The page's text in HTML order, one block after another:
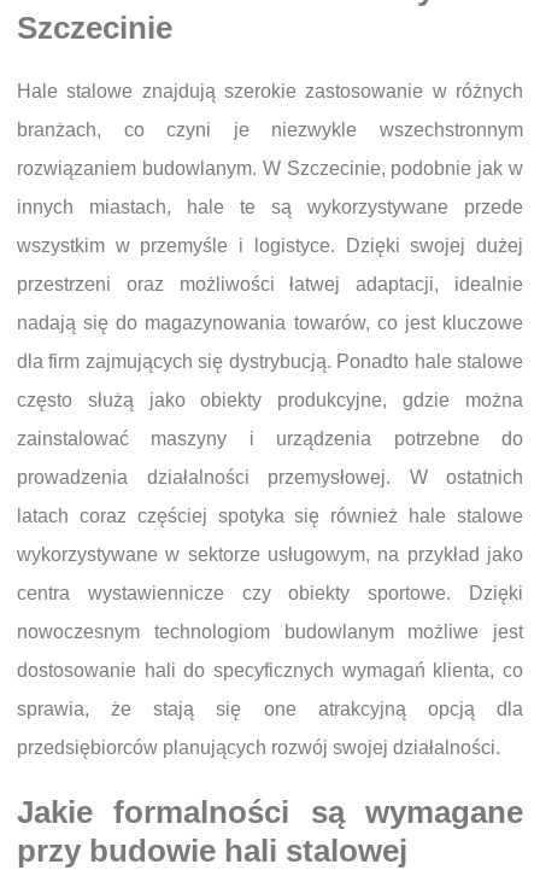
Szczecinie
Hale stalowe znajdują szerokie zastosowanie w różnych
branżach, co czyni je niezwykle wszechstronnym
rozwiązaniem budowlanym. W Szczecinie, podobnie jak w
innych miastach, hale te są wykorzystywane przede
wszystkim w przemyśle i logistyce. Dzięki swojej dużej
przestrzeni oraz możliwości łatwej adaptacji, idealnie
nadają się do magazynowania towarów, co jest kluczowe
dla firm zajmujących się dystrybucją. Ponadto hale stalowe
często służą jako obiekty produkcyjne, gdzie można
zainstalować maszyny i urządzenia potrzebne do
prowadzenia działalności przemysłowej. W ostatnich
latach coraz częściej spotyka się również hale stalowe
wykorzystywane w sektorze usługowym, na przykład jako
centra wystawiennicze czy obiekty sportowe. Dzięki
nowoczesnym technologiom budowlanym możliwe jest
dostosowanie hali do specyficznych wymagań klienta, co
sprawia, że stają się one atrakcyjną opcją dla
przedsiębiorców planujących rozwój swojej działalności.
Jakie formalności są wymagane
przy budowie hali stalowej